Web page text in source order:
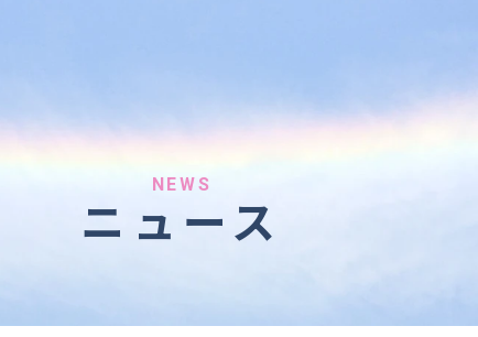
成
コンテンツ提供
その他の情報提供
NEWS
ニュース